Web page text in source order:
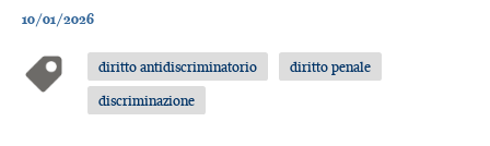
10/01/2026
diritto antidiscriminatorio
diritto penale
discriminazione